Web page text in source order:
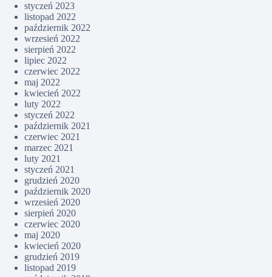
styczeń 2023
listopad 2022
październik 2022
wrzesień 2022
sierpień 2022
lipiec 2022
czerwiec 2022
maj 2022
kwiecień 2022
luty 2022
styczeń 2022
październik 2021
czerwiec 2021
marzec 2021
luty 2021
styczeń 2021
grudzień 2020
październik 2020
wrzesień 2020
sierpień 2020
czerwiec 2020
maj 2020
kwiecień 2020
grudzień 2019
listopad 2019